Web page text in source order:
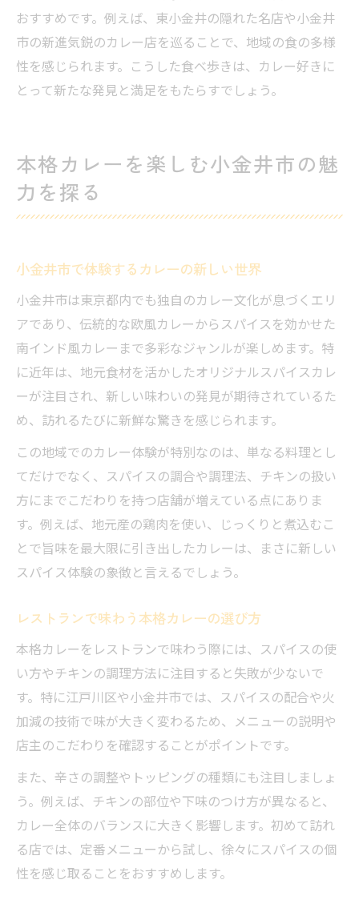
おすすめです。例えば、東小金井の隠れた名店や小金井
市の新進気鋭のカレー店を巡ることで、地域の食の多様
性を感じられます。こうした食べ歩きは、カレー好きに
とって新たな発見と満足をもたらすでしょう。
本格カレーを楽しむ小金井市の魅
力を探る
小金井市で体験するカレーの新しい世界
小金井市は東京都内でも独自のカレー文化が息づくエリ
アであり、伝統的な欧風カレーからスパイスを効かせた
南インド風カレーまで多彩なジャンルが楽しめます。特
に近年は、地元食材を活かしたオリジナルスパイスカレ
ーが注目され、新しい味わいの発見が期待されているた
め、訪れるたびに新鮮な驚きを感じられます。
この地域でのカレー体験が特別なのは、単なる料理とし
てだけでなく、スパイスの調合や調理法、チキンの扱い
方にまでこだわりを持つ店舗が増えている点にありま
す。例えば、地元産の鶏肉を使い、じっくりと煮込むこ
とで旨味を最大限に引き出したカレーは、まさに新しい
スパイス体験の象徴と言えるでしょう。
レストランで味わう本格カレーの選び方
本格カレーをレストランで味わう際には、スパイスの使
い方やチキンの調理方法に注目すると失敗が少ないで
す。特に江戸川区や小金井市では、スパイスの配合や火
加減の技術で味が大きく変わるため、メニューの説明や
店主のこだわりを確認することがポイントです。
また、辛さの調整やトッピングの種類にも注目しましょ
う。例えば、チキンの部位や下味のつけ方が異なると、
カレー全体のバランスに大きく影響します。初めて訪れ
る店では、定番メニューから試し、徐々にスパイスの個
性を感じ取ることをおすすめします。